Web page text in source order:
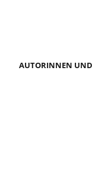
AUTORINNEN